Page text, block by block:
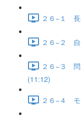
２６−１ 長
２６−２ 自
２６−３ 問
(11:12)
２６−４ モ